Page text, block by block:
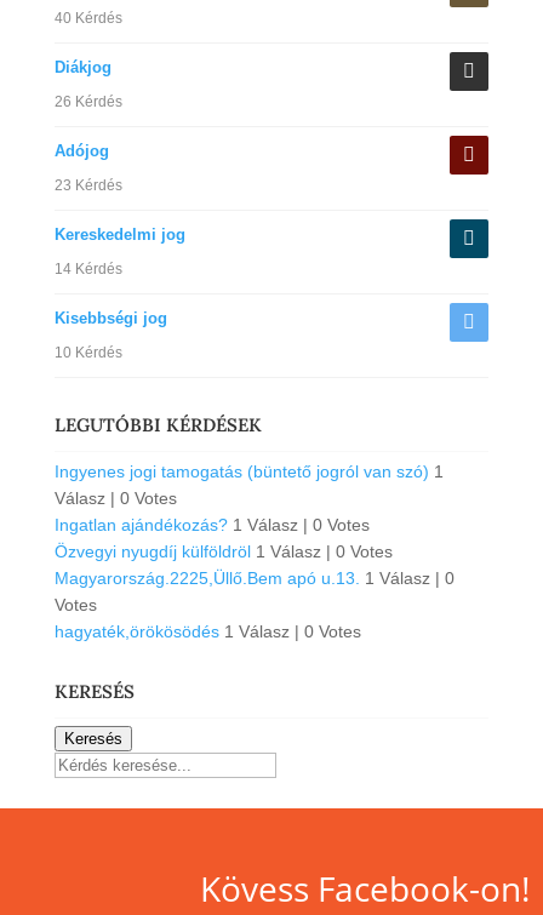
40 Kérdés
Diákjog
26 Kérdés
Adójog
23 Kérdés
Kereskedelmi jog
14 Kérdés
Kisebbségi jog
10 Kérdés
LEGUTÓBBI KÉRDÉSEK
Ingyenes jogi tamogatás (büntető jogról van szó) 1
Válasz | 0 Votes
Ingatlan ajándékozás? 1 Válasz | 0 Votes
Özvegyi nyugdíj külföldröl 1 Válasz | 0 Votes
Magyarország.2225,Üllő.Bem apó u.13.
1 Válasz | 0
Votes
hagyaték,örökösödés 1 Válasz | 0 Votes
KERESÉS
Keresés
Kövess Facebook-on!